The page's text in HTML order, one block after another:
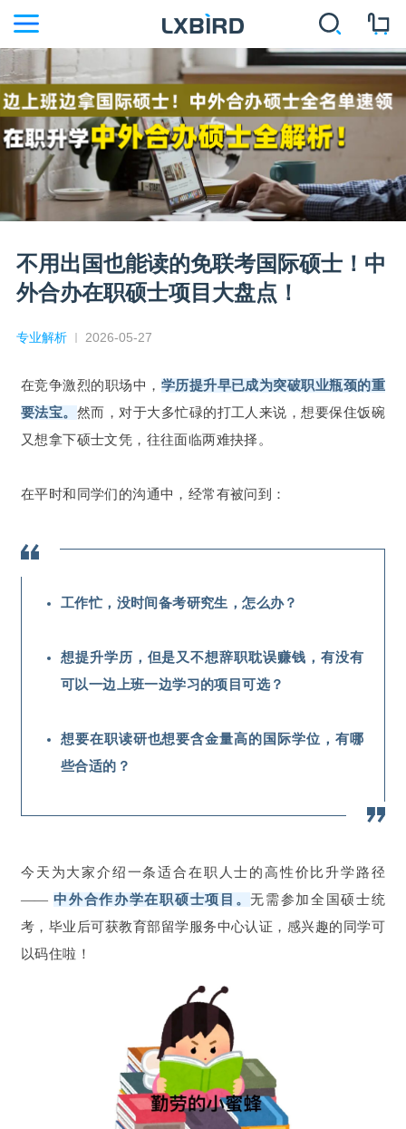
不用出国也能读的免联考国际硕士！中
外合办在职硕士项目大盘点！
专业解析 2026-05-27
在竞争激烈的职场中， 学历提升早已成为突破职业瓶颈的重
要法宝。 然而，对于大多忙碌的打工人来说，想要保住饭碗
又想拿下硕士文凭，往往面临两难抉择。
在平时和同学们的沟通中，经常有被问到：
工作忙，没时间备考研究生，怎么办？
想提升学历，但是又不想辞职耽误赚钱，有没有
可以一边上班一边学习的项目可选？
想要在职读研也想要含金量高的国际学位，有哪
些合适的？
今天为大家介绍一条适合在职人士的高性价比升学路径
——中外合作办学在职硕士项目。无需参加全国硕士统
考，毕业后可获教育部留学服务中心认证，感兴趣的同学可
以码住啦！